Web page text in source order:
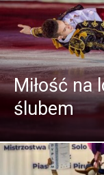
Miłość na
ślubem